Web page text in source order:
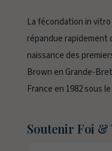
La fécondation in
répandue rapidement
naissance des
Brown en Grande-
France en 1982 sous
Soutenir Foi &